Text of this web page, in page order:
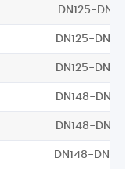
DN125-DN80
DN125-DN100
DN125-DN148
DN148-DN100
DN148-DN125
DN148-DN200